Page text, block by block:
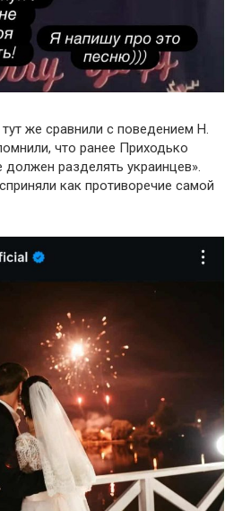
же сравнили с поведением Н.
что ранее Приходько
должен разделять украинцев».
как противоречие самой